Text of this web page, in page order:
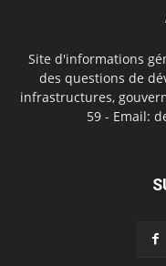
Site d'informations
des questions de
infrastructures,
59 - Email: